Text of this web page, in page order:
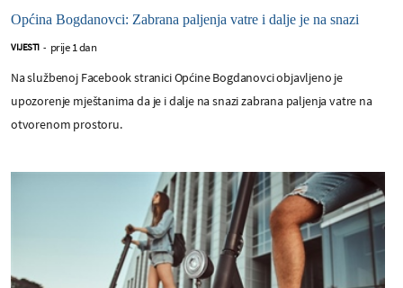
Općina Bogdanovci: Zabrana paljenja vatre i dalje je na snazi
VIJESTI - prije 1 dan
Na službenoj Facebook stranici Općine Bogdanovci objavljeno je
upozorenje mještanima da je i dalje na snazi zabrana paljenja vatre na
otvorenom prostoru.